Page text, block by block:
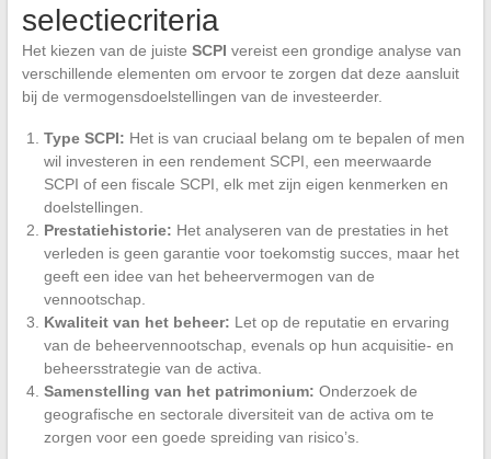
selectiecriteria
Het kiezen van de juiste SCPI vereist een grondige analyse van
verschillende elementen om ervoor te zorgen dat deze aansluit
bij de vermogensdoelstellingen van de investeerder.
Type SCPI: Het is van cruciaal belang om te bepalen of men
wil investeren in een rendement SCPI, een meerwaarde
SCPI of een fiscale SCPI, elk met zijn eigen kenmerken en
doelstellingen.
Prestatiehistorie: Het analyseren van de prestaties in het
verleden is geen garantie voor toekomstig succes, maar het
geeft een idee van het beheervermogen van de
vennootschap.
Kwaliteit van het beheer: Let op de reputatie en ervaring
van de beheervennootschap, evenals op hun acquisitie- en
beheersstrategie van de activa.
Samenstelling van het patrimonium: Onderzoek de
geografische en sectorale diversiteit van de activa om te
zorgen voor een goede spreiding van risico’s.